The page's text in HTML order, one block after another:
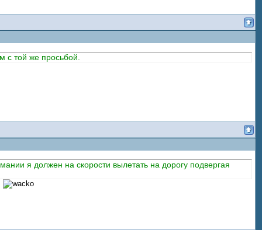
той же просьбой.
я должен на скорости вылетать на дорогу подвергая